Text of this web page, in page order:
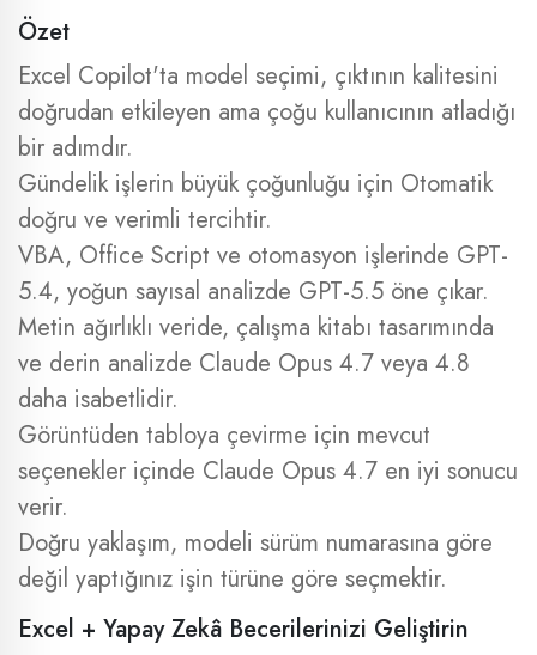
Özet
Excel Copilot'ta model seçimi, çıktının kalitesini
doğrudan etkileyen ama çoğu kullanıcının atladığı
bir adımdır.
Gündelik işlerin büyük çoğunluğu için Otomatik
doğru ve verimli tercihtir.
VBA, Office Script ve otomasyon işlerinde GPT-
5.4, yoğun sayısal analizde GPT-5.5 öne çıkar.
Metin ağırlıklı veride, çalışma kitabı tasarımında
ve derin analizde Claude Opus 4.7 veya 4.8
daha isabetlidir.
Görüntüden tabloya çevirme için mevcut
seçenekler içinde Claude Opus 4.7 en iyi sonucu
verir.
Doğru yaklaşım, modeli sürüm numarasına göre
değil yaptığınız işin türüne göre seçmektir.
Excel + Yapay Zekâ Becerilerinizi Geliştirin